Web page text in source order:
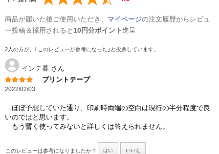
商品が届いた後ご使用いただき、 マイページの注文履歴からレビュ
ー投稿＆採用されると 10円分ポイント進呈
2人の方が、｢このレビューが参考になった｣と投票しています。
インテ暮 さん
プリントテープ
2022/02/03
ほぼ予想していた通り、印刷時両端の空白は現行の半分程度で良
いのではと思います。
もう暫く使ってみないと詳しくは答えられません。
このレビューは参考になりましたか？ はい いいえ